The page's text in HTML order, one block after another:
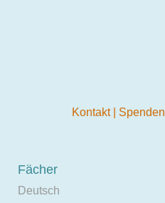
Kontakt Spenden
Fächer
Deutsch